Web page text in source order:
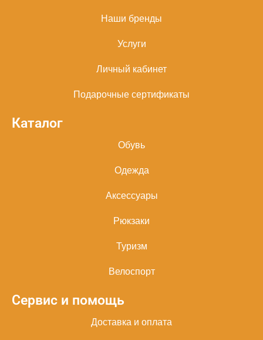
Наши бренды
Услуги
Личный кабинет
Подарочные сертификаты
Каталог
Обувь
Одежда
Аксессуары
Рюкзаки
Туризм
Велоспорт
Сервис и помощь
Доставка и оплата